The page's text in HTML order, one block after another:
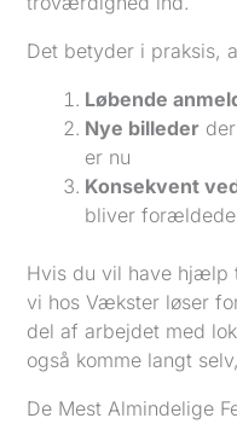
Det betyder i praksis,
Løbende
Nye billeder
er nu
Konsekvent
bliver forældede
Hvis du vil have hjælp
vi hos Vækster løser
del af arbejdet med
også komme langt
De Mest Almindelige